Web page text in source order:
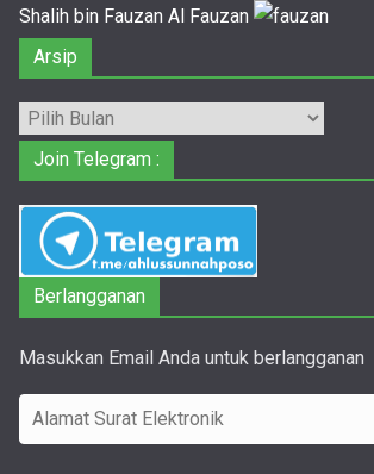
Shalih bin Fauzan Al Fauzan
Arsip
Arsip
Join Telegram :
Berlangganan
Masukkan Email Anda untuk berlangganan
l